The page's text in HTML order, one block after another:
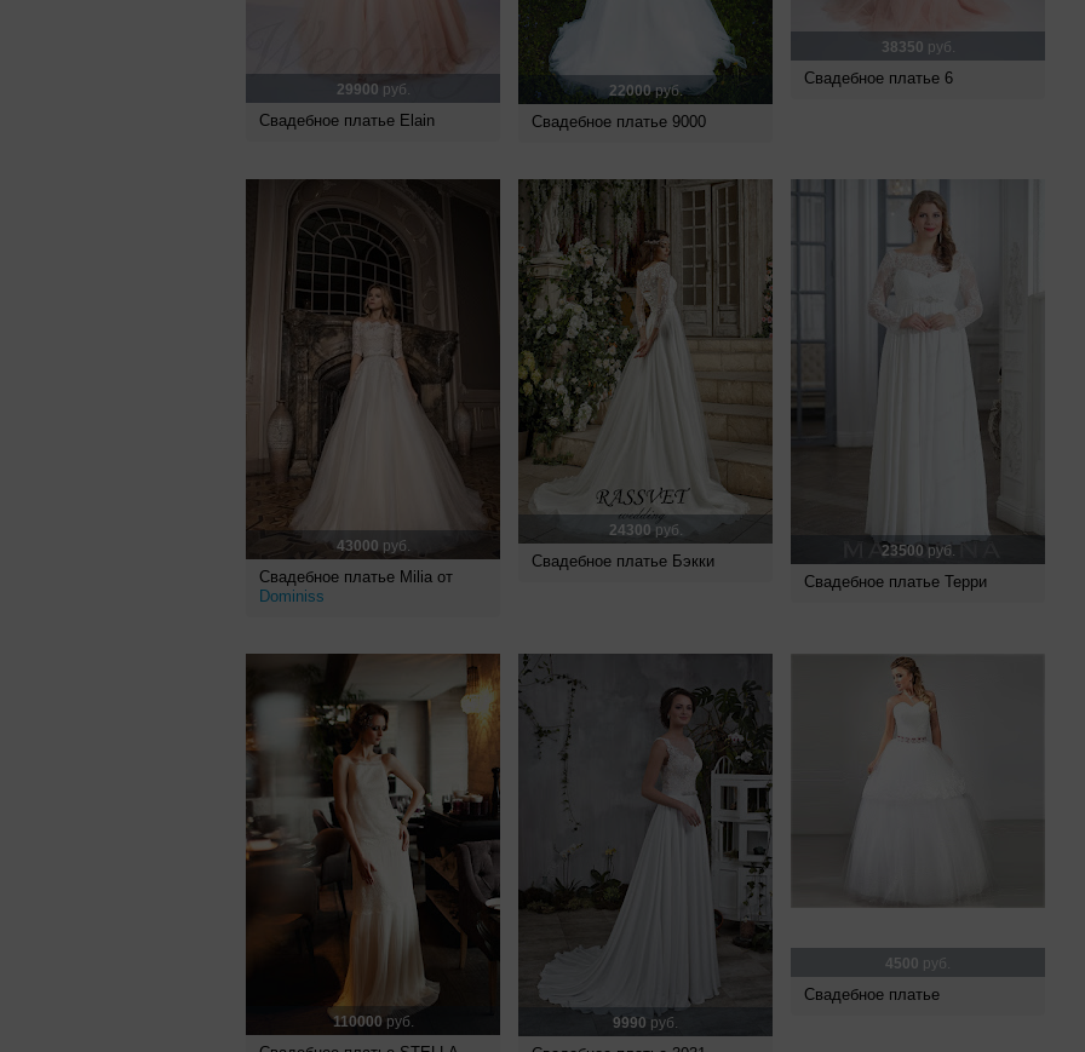
29900 руб.
Свадебное платье Elain
22000руб.
Свадебное платье 9000
38350 руб.
Свадебное платье 6
43000 руб.
Свадебное платье Milia от
Dominiss
24300 руб.
Свадебное платье Бэкки
23500 руб.
Свадебное платье Терри
110000 руб. 9990 руб.
4500 руб.
Свадебное платье